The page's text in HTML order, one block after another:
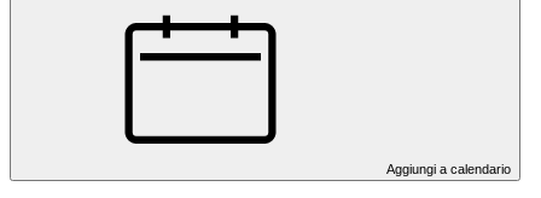
Aggiungi a calendario